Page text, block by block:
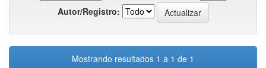
Autor/Registro:
Mostrando resultados 1 a 1 de 1